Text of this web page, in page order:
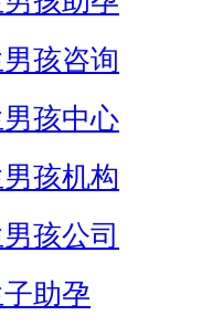
孩咨询
孩中心
孩机构
孩公司
助孕